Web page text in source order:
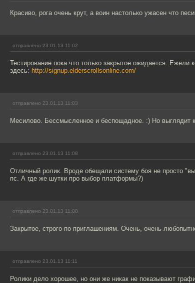
Красиво, рога очень крут, а воин настолько ужасен что
отправлено 23.01.13 11:02
Тестирование пока что только закрытое ожидается. Ежели
здесь: http://signup.elderscrollsonline.com/
отправлено 23.01.13 11:03
Месилово. Бессмысленное и беспощадное. :) Но выглядит
отправлено 23.01.13 11:08
Отличный ролик. Вроде обещали систему боя не просто
пс. А где же шутки про выбор платформы?)
отправлено 23.01.13 11:08
Закрытое, строго по приглашениям. Очень, очень
отправлено 23.01.13 11:11
Ролики дело хорошее, но они же никак не показывают